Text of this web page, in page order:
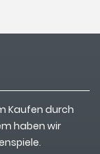
Kaufen durch
haben wir